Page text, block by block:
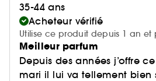
35-44 ans
Acheteur vérifié
Utilise ce produit depuis 1 an et
Meilleur parfum
Depuis des années j’offre
mari il lui va tellement bien